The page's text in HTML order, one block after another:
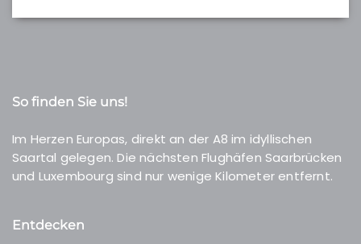
So finden Sie uns!
Im Herzen Europas, direkt an der A8 im idyllischen
Saartal gelegen. Die nächsten Flughäfen Saarbrücken
und Luxembourg sind nur wenige Kilometer entfernt.
Entdecken